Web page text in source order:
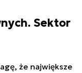
Sektor
że największe